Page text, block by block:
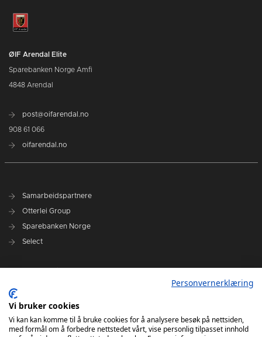
ØIF Arendal Elite
Sparebanken Norge Amfi
4848 Arendal
post@oifarendal.no
908 61 066
oifarendal.no
Samarbeidspartnere
Otterlei Group
Sparebanken Norge
Select
Spillerstall
Administrasjon
Styret
Personvernerklæring
Vi bruker cookies
Vi kan kan komme til å bruke cookies for å analysere besøk på nettsiden,
med formål om å forbedre nettstedet vårt, vise personlig tilpasset innhold